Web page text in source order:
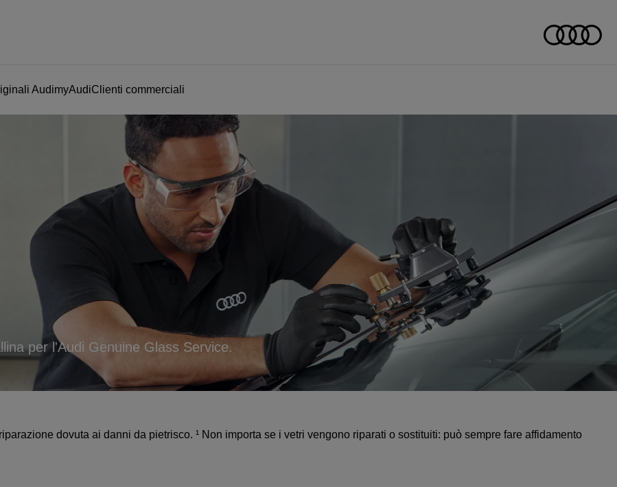
AudimyAudiClienti commerciali
per l'Audi Genuine Glass Service.
dovuta ai danni da pietrisco. ¹ Non importa se i vetri vengono riparati o sostituiti: può sempre fare affidamento